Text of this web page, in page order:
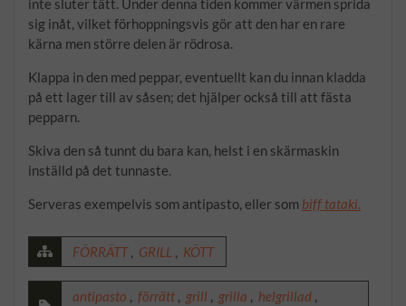
inte sluter tätt. Under denna tiden kommer värmen sprida
sig inåt, vilket förhoppningsvis gör att den har en rare
kärna men större delen är rödrosa.
Klappa in den med peppar, eventuellt kan du innan kladda
på ett lager till av såsen; det hjälper också till att fästa
pepparn.
Skiva den så tunnt du bara kan, helst i en skärmaskin
inställd på det tunnaste.
Serveras exempelvis som antipasto, eller som biff tataki.
FÖRRÄTT , GRILL , KÖTT
antipasto , förrätt , grill , grilla , helgrillad ,